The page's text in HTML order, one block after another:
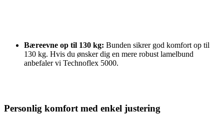
Bæreevne op til 130 kg: Bunden sikrer god komfort op til
130 kg. Hvis du ønsker dig en mere robust lamelbund
anbefaler vi Technoflex 5000.
Personlig komfort med enkel justering